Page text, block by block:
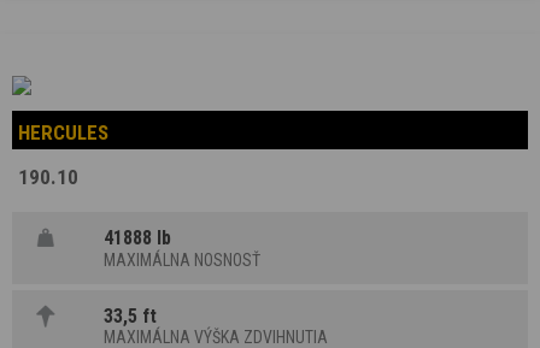
HERCULES
190.10
41888 lb
MAXIMÁLNA NOSNOSŤ
33,5 ft
MAXIMÁLNA VÝŠKA ZDVIHNUTIA